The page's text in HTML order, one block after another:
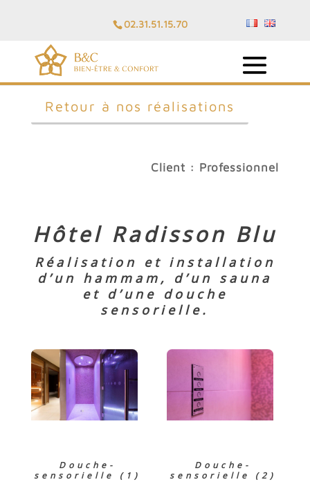
02.31.51.15.70
Retour à nos réalisations
Client : Professionnel
Hôtel Radisson Blu
Réalisation et installation
d’un hammam, d’un sauna
et d’une douche
sensorielle.
Douche-
sensorielle (1)
Douche-
sensorielle (2)